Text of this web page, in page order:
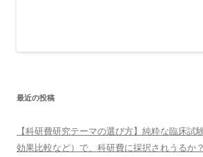
最近の投稿
【科研費研究テーマの選び方】純粋な臨床試
効果比較など）で、科研費に採択されうるか？